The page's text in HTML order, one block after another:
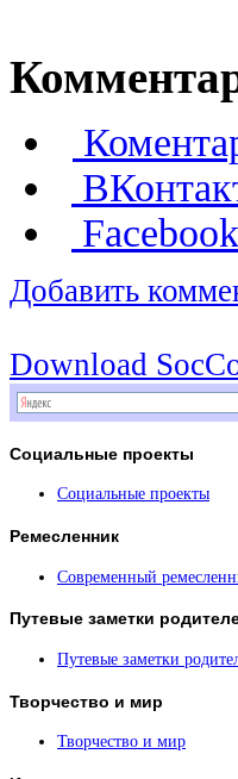
Facebook
Добавить
Download
Социальные проекты
Социальные проекты
Ремесленник
Современный
Путевые заметки
Путевые заметки
Творчество и мир
Творчество и мир